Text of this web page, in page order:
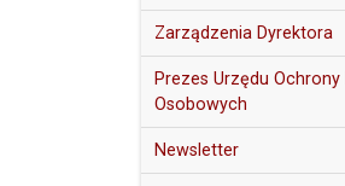
Zarządzenia Dyrektora
Prezes Urzędu Ochrony
Osobowych
Newsletter